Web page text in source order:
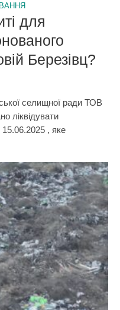
для
Березівц?
селищної ради ТОВ
ліквідувати
, яке